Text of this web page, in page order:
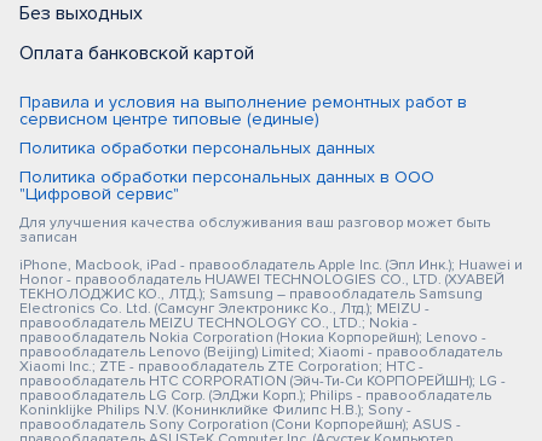
Без выходных
Оплата банковской картой
Правила и условия на выполнение ремонтных работ в
сервисном центре типовые (единые)
Политика обработки персональных данных
Политика обработки персональных данных в ООО
"Цифровой сервис"
Для улучшения качества обслуживания ваш разговор может быть
записан
iPhone, Macbook, iPad - правообладатель Apple Inc. (Эпл Инк.); Huawei и
Honor - правообладатель HUAWEI TECHNOLOGIES CO., LTD. (ХУАВЕЙ
ТЕКНОЛОДЖИС КО., ЛТД.); Samsung – правообладатель Samsung
Electronics Co. Ltd. (Самсунг Электроникс Ко., Лтд.); MEIZU -
правообладатель MEIZU TECHNOLOGY CO., LTD.; Nokia -
правообладатель Nokia Corporation (Нокиа Корпорейшн); Lenovo -
правообладатель Lenovo (Beijing) Limited; Xiaomi - правообладатель
Xiaomi Inc.; ZTE - правообладатель ZTE Corporation; HTC -
правообладатель HTC CORPORATION (Эйч-Ти-Си КОРПОРЕЙШН); LG -
правообладатель LG Corp. (ЭлДжи Корп.); Philips - правообладатель
Koninklijke Philips N.V. (Конинклийке Филипс Н.В.); Sony -
правообладатель Sony Corporation (Сони Корпорейшн); ASUS -